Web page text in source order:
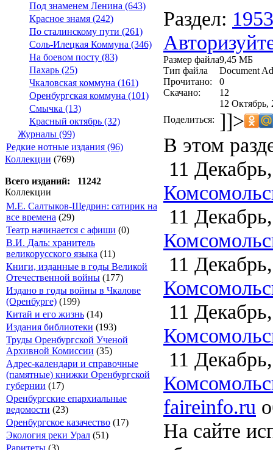
Под знаменем Ленина (643)
Красное знамя (242)
По сталинскому пути (261)
Соль-Илецкая Коммуна (346)
На боевом посту (83)
Пахарь (25)
Чкаловская коммуна (161)
Оренбургская коммуна (101)
Смычка (13)
Красный октябрь (32)
Журналы (99)
Редкие нотные издания (96)
Коллекции (769)
Всего изданий: 11242
Коллекции
М.Е. Салтыков-Щедрин: сатирик на
все времена (29)
Театр начинается с афиши (0)
В.И. Даль: хранитель
великорусского языка (11)
Книги, изданные в годы Великой
Отечественной войны (177)
Издано в годы войны в Чкалове
(Оренбурге) (199)
Китай и его жизнь (14)
Издания библиотеки (193)
Труды Оренбургской Ученой
Архивной Комиссии (35)
Адрес-календари и справочные
(памятные) книжки Оренбургской
губернии (17)
Оренбургские епархиальные
ведомости (23)
Оренбургское казачество (17)
Экология реки Урал (51)
Раритеты (3)
Раздел: 1953
Размер файла9,45 МБ
Тип файла
Document
Прочитано:
0
Скачано:
12
12 Октябрь,
Поделиться: ]]>
В этом
11
11
11
11
11
faireinfo.ru
На сайте